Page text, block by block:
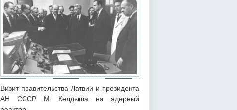
Визит правительства Латвии и президента
АН СССР М. Келдыша на ядерный